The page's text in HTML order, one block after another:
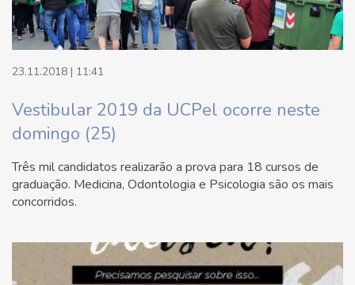
23.11.2018 | 11:41
Vestibular 2019 da UCPel ocorre neste
domingo (25)
Três mil candidatos realizarão a prova para 18 cursos de
graduação. Medicina, Odontologia e Psicologia são os mais
concorridos.